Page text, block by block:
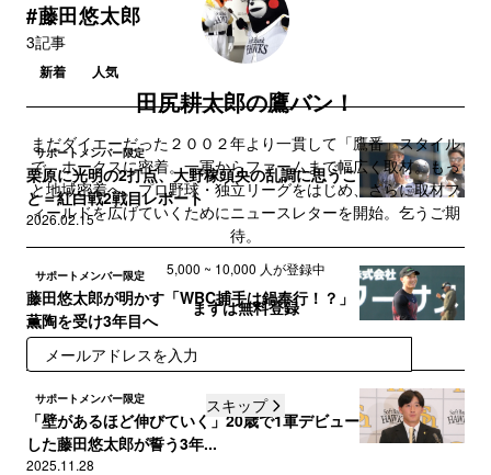
#藤田悠太郎
3記事
新着 人気
サポートメンバー限定
栗原に光明の2打点、大野稼頭央の乱調に思うこ
と＝紅白戦2戦目レポート
2026.02.15
サポートメンバー限定
藤田悠太郎が明かす「WBC捕手は鍋奉行！？」
薫陶を受け3年目へ
2026.01.28
サポートメンバー限定
「壁があるほど伸びていく」20歳で1軍デビュー
した藤田悠太郎が誓う3年...
2025.11.28
田尻耕太郎の鷹バン！
まだダイエーだった２００２年より一貫して「鷹番」スタイル
で、ホークスに密着。一軍からファームまで幅広く取材。もっ
と地域密着へ。プロ野球・独立リーグをはじめ、さらに取材フ
ィールドを広げていくためにニュースレターを開始。乞うご期
待。
5,000 ~ 10,000 人が登録中
まずは無料登録
スキップ